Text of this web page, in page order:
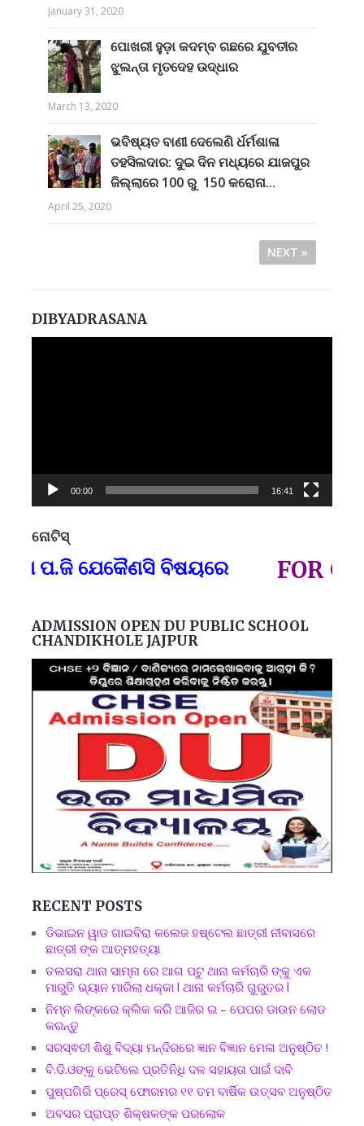
January 31, 2020
ପୋଖରୀ ହୁଡ଼ା କଦମ୍ବ ଗଛରେ ଯୁବତୀର
ଝୁଲନ୍ତା ମୃତଦେହ ଉଦ୍ଧାର
March 13, 2020
ଭବିଷ୍ୟତ ବାଣୀ ଦେଲେଣି ର୍ଧର୍ମଶାଳା
ତହସିଲଦାର: ଦୁଇ ଦିନ ମଧ୍ୟରେ ଯାଜପୁର
ଜିଲ୍ଲାରେ 100 ରୁ 150 କରୋନା...
April 25, 2020
NEXT »
DIBYADRASANA
00:00 16:41
ନୋଟିସ୍
ପ.ଜି ଯେକୈଣସି ବିଷୟରେ FOR
ADMISSION OPEN DU PUBLIC SCHOOL
CHANDIKHOLE JAJPUR
RECENT POSTS
ଡିଭାଇନ ୱାଡ ଗାଇବିରା କଲେଜ ହଷ୍ଟେଲ ଛାତ୍ରୀ ନୀବାସରେ
ଛାତ୍ରୀ ଙ୍କ ଆତ୍ମହତ୍ୟା
ତଲସରା ଥାନା ସାମ୍ନା ରେ ଆଗ ପଟୁ ଥାନା କର୍ମଚାରି ଙ୍କୁ ଏକ
ମାରୁତି ଭ୍ୟାନ ମାରିଲା ଧକ୍କା l ଥାନା କର୍ମଚାରି ଗୁରୁତର l
ନିମ୍ନ ଲିଙ୍କରେ କ୍ଲିକ କରି ଆଜିର ଇ – ପେପର ଡାଉନ ଲୋଡ
କରନ୍ତୁ
ସରସ୍ଵତୀ ଶିଶୁ ବିଦ୍ୟା ମନ୍ଦିରରେ ଜ୍ଞାନ ବିଜ୍ଞାନ ମେଳା ଅନୁଷ୍ଠିତ !
ବି.ଡି.ଓଙ୍କୁ ଭେଟିଲେ ପ୍ରତିନିଧି ଦଳ ସହାୟତା ପାଇଁ ଦାବି
ପୁଷ୍ପଗିରି ପ୍ରେସ୍ ଫୋରମର ୧୧ ତମ ବାର୍ଷିକ ଉତ୍ସବ ଅନୁଷ୍ଠିତ
ଅବସର ପ୍ରାପ୍ତ ଶିକ୍ଷକଙ୍କ ପରଲୋକ